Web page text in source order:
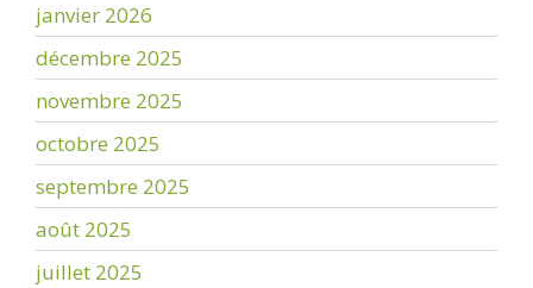
janvier 2026
décembre 2025
novembre 2025
octobre 2025
septembre 2025
août 2025
juillet 2025